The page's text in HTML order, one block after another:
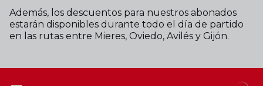
Además, los descuentos para nuestros abonados
estarán disponibles durante todo el día de partido
en las rutas entre Mieres, Oviedo, Avilés y Gijón.